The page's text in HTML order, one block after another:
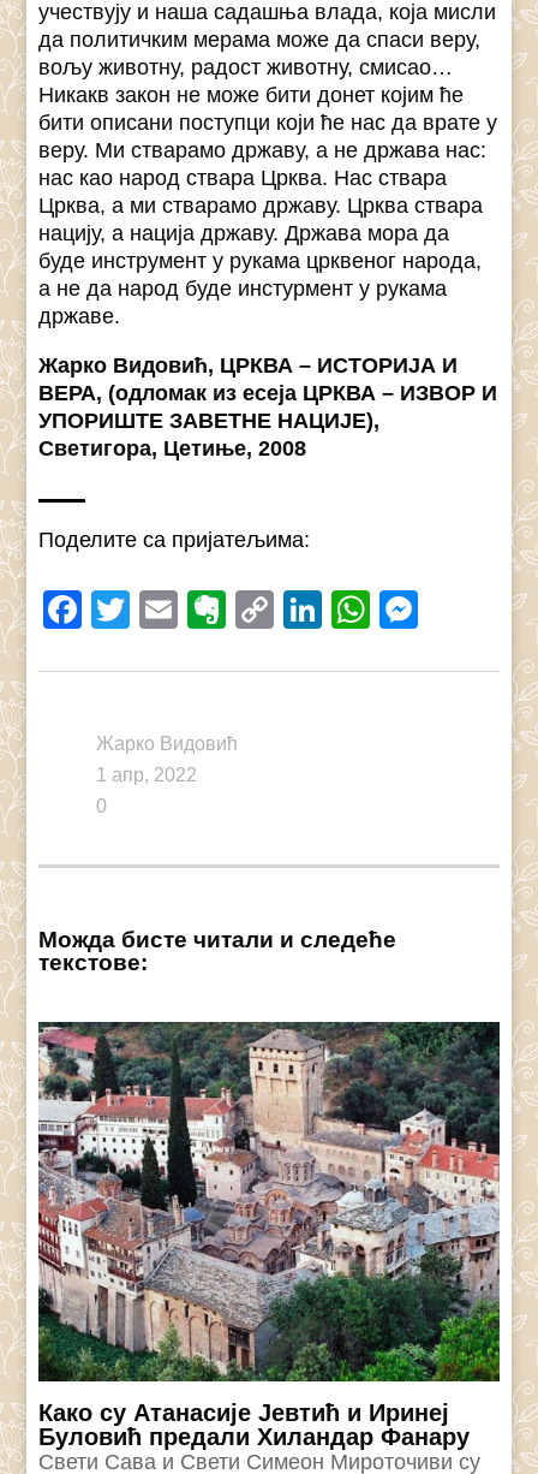
учествују и наша садашња влада, која мисли
да политичким мерама може да спаси веру,
вољу животну, радост животну, смисао…
Никакв закон не може бити донет којим ће
бити описани поступци који ће нас да врате у
веру. Ми стварамо државу, а не држава нас:
нас као народ ствара Црква. Нас ствара
Црква, а ми стварамо државу. Црква ствара
нацију, а нација државу. Држава мора да
буде инструмент у рукама црквеног народа,
а не да народ буде инстурмент у рукама
државе.
Жарко Видовић, ЦРКВА – ИСТОРИЈА И
ВЕРА, (одломак из есеја ЦРКВА – ИЗВОР И
УПОРИШТЕ ЗАВЕТНЕ НАЦИЈЕ),
Светигора, Цетиње, 2008
Поделите са пријатељима:
Facebook
Twitter
EmailEvernote
CopyLinkedIn
Жарко Видовић
1 апр, 2022
0
Можда бисте читали и следеће
текстове:
Како су Атанасије Јевтић и Иринеј
Буловић предали Хиландар Фанару
Свети Сава и Свети Симеон Мироточиви су